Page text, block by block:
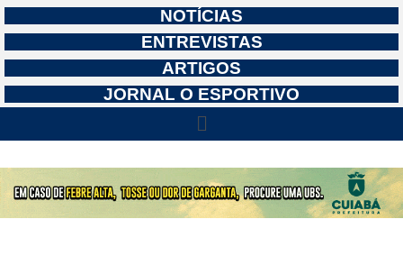
NOTÍCIAS
ENTREVISTAS
ARTIGOS
JORNAL O ESPORTIVO